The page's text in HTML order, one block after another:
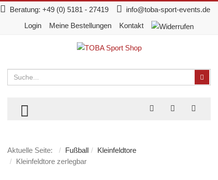
Beratung: +49 (0) 5181 - 27419
info@toba-sport-events.de
Login
Meine Bestellungen Kontakt
Suchen
TOGGLE MENU
Aktuelle Seite: Fußball
Kleinfeldtore
Kleinfeldtore zerlegbar